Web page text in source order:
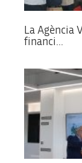
La Agència
financi...